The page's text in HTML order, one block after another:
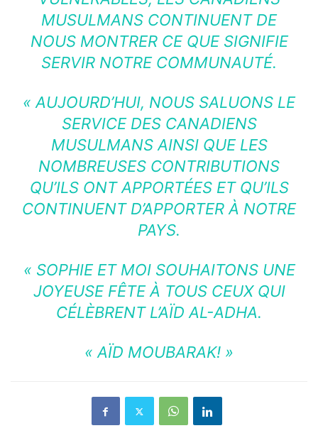
MUSULMANS CONTINUENT DE
NOUS MONTRER CE QUE SIGNIFIE
SERVIR NOTRE COMMUNAUTÉ.
« AUJOURD’HUI, NOUS SALUONS LE
SERVICE DES CANADIENS
MUSULMANS AINSI QUE LES
NOMBREUSES CONTRIBUTIONS
QU’ILS ONT APPORTÉES ET QU’ILS
CONTINUENT D’APPORTER À NOTRE
PAYS.
« SOPHIE ET MOI SOUHAITONS UNE
JOYEUSE FÊTE À TOUS CEUX QUI
CÉLÈBRENT L’AÏD AL-ADHA.
« AÏD MOUBARAK! »